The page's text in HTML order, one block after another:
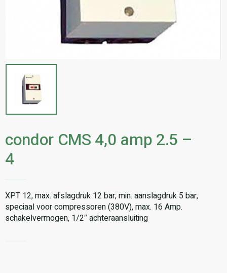
condor CMS 4,0 amp 2.5 –
4
XPT 12, max. afslagdruk 12 bar; min. aanslagdruk 5 bar,
speciaal voor compressoren (380V), max. 16 Amp.
schakelvermogen, 1/2″ achteraansluiting